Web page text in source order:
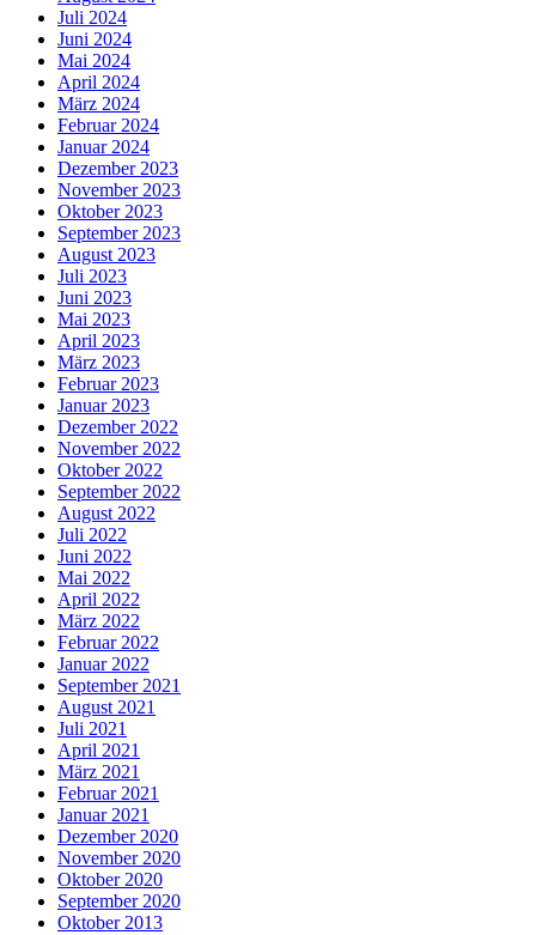
Juli 2024
Juni 2024
Mai 2024
April 2024
März 2024
Februar 2024
Januar 2024
Dezember 2023
November 2023
Oktober 2023
September 2023
August 2023
Juli 2023
Juni 2023
Mai 2023
April 2023
März 2023
Februar 2023
Januar 2023
Dezember 2022
November 2022
Oktober 2022
September 2022
August 2022
Juli 2022
Juni 2022
Mai 2022
April 2022
März 2022
Februar 2022
Januar 2022
September 2021
August 2021
Juli 2021
April 2021
März 2021
Februar 2021
Januar 2021
Dezember 2020
November 2020
Oktober 2020
September 2020
Oktober 2013